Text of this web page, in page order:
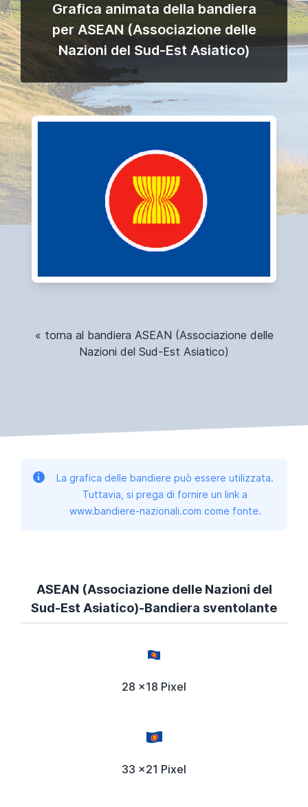
Grafica animata della bandiera
per ASEAN (Associazione delle
Nazioni del Sud-Est Asiatico)
« torna al bandiera ASEAN (Associazione delle
Nazioni del Sud-Est Asiatico)
La grafica delle bandiere può essere utilizzata.
Tuttavia, si prega di fornire un link a
www.bandiere-nazionali.com come fonte.
ASEAN (Associazione delle Nazioni del
Sud-Est Asiatico)-Bandiera sventolante
28 x18 Pixel
33 x21 Pixel